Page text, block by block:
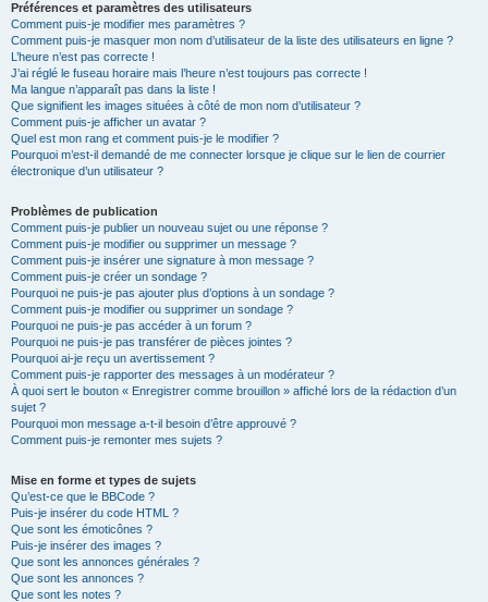
Préférences et paramètres des utilisateurs
Comment puis-je modifier mes paramètres ?
Comment puis-je masquer mon nom d’utilisateur de la liste des utilisateurs en ligne ?
L’heure n’est pas correcte !
J’ai réglé le fuseau horaire mais l’heure n’est toujours pas correcte !
Ma langue n’apparaît pas dans la liste !
Que signifient les images situées à côté de mon nom d’utilisateur ?
Comment puis-je afficher un avatar ?
Quel est mon rang et comment puis-je le modifier ?
Pourquoi m’est-il demandé de me connecter lorsque je clique sur le lien de courrier
électronique d’un utilisateur ?
Problèmes de publication
Comment puis-je publier un nouveau sujet ou une réponse ?
Comment puis-je modifier ou supprimer un message ?
Comment puis-je insérer une signature à mon message ?
Comment puis-je créer un sondage ?
Pourquoi ne puis-je pas ajouter plus d’options à un sondage ?
Comment puis-je modifier ou supprimer un sondage ?
Pourquoi ne puis-je pas accéder à un forum ?
Pourquoi ne puis-je pas transférer de pièces jointes ?
Pourquoi ai-je reçu un avertissement ?
Comment puis-je rapporter des messages à un modérateur ?
À quoi sert le bouton « Enregistrer comme brouillon » affiché lors de la rédaction d’un
sujet ?
Pourquoi mon message a-t-il besoin d’être approuvé ?
Comment puis-je remonter mes sujets ?
Mise en forme et types de sujets
Qu’est-ce que le BBCode ?
Puis-je insérer du code HTML ?
Que sont les émoticônes ?
Puis-je insérer des images ?
Que sont les annonces générales ?
Que sont les annonces ?
Que sont les notes ?